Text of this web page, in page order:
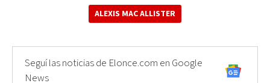
ALEXIS MAC ALLISTER
Seguí las noticias de Elonce.com en Google
News